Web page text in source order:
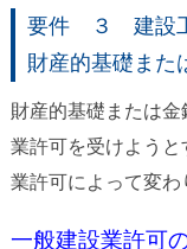
要件 ３ 建設工
財産的基礎また
財産的基礎または
業許可を受けよう
業許可によって変わ
一般建設業許可